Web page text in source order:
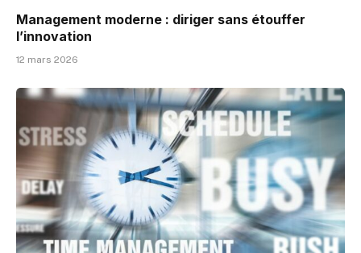
Management moderne : diriger sans étouffer
l’innovation
12 mars 2026